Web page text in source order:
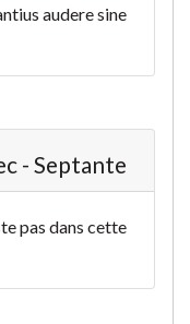
audere sine
- Septante
pas dans cette